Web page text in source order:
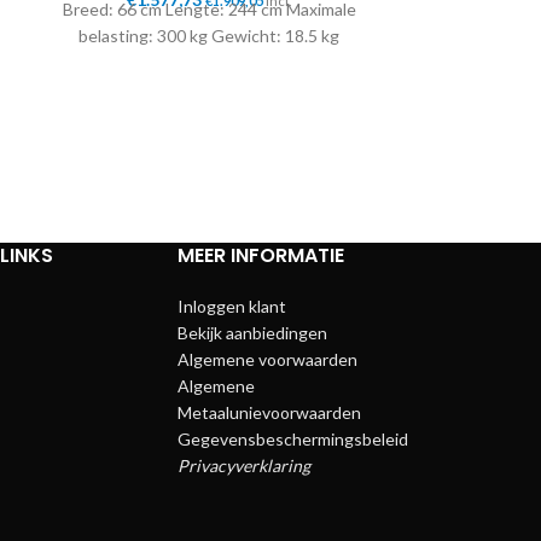
Breed: 66 cm Lengte: 244 cm Maximale
belasting: 300 kg Gewicht: 18.5 kg
MEER INFORMATIE
Inloggen klant
Bekijk aanbiedingen
Algemene voorwaarden
Algemene
Metaalunievoorwaarden
Gegevensbeschermingsbeleid
Privacyverklaring